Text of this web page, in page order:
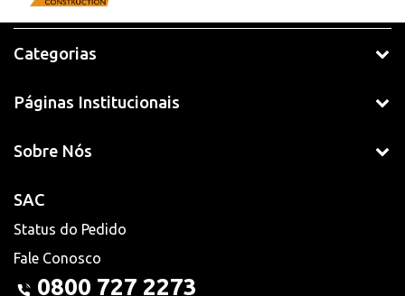
Categorias
Páginas Institucionais
Sobre Nós
SAC
Status do Pedido
Fale Conosco
0800 727 2273